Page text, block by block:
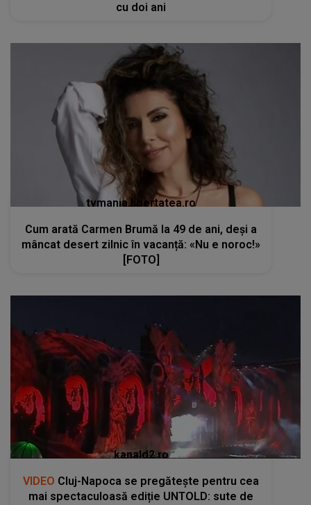
cu doi ani
tvmania.libertatea.ro
Cum arată Carmen Brumă la 49 de ani, deși a
mâncat desert zilnic în vacanță: «Nu e noroc!»
[FOTO]
kanald2.ro
VIDEO Cluj-Napoca se pregătește pentru cea
mai spectaculoasă ediție UNTOLD: sute de